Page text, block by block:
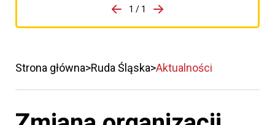
porzpedniego komunikatu
1 / 1
Przejdź do następnego
Strona główna Ruda Śląska Aktualności